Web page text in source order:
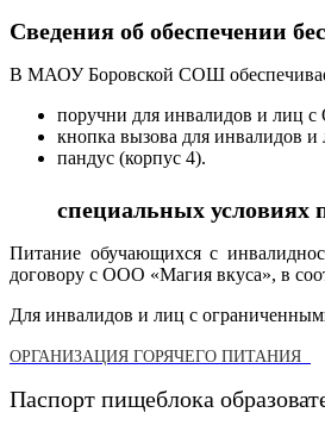
Сведения об обеспечении
В МАОУ Боровской СОШ
поручни для инвалидов и лиц
кнопка вызова для инвалидов
пандус (корпус 4).
специальных условиях
Питание обучающихся с
договору с ООО «Магия вкуса», в
Для инвалидов и лиц с
ОРГАНИЗАЦИЯ ГОРЯЧЕГО ПИТАНИЯ
Паспорт пищеблока